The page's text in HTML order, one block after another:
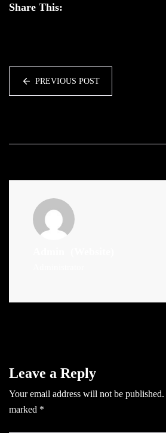
Share This:
PREVIOUS POST
Leave a Reply
Your email address will not be published.
marked *